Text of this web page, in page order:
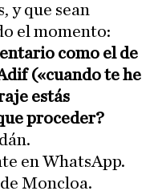
y que sean
el momento:
como el de
(«cuando te he
estás
proceder?
en WhatsApp.
Moncloa.